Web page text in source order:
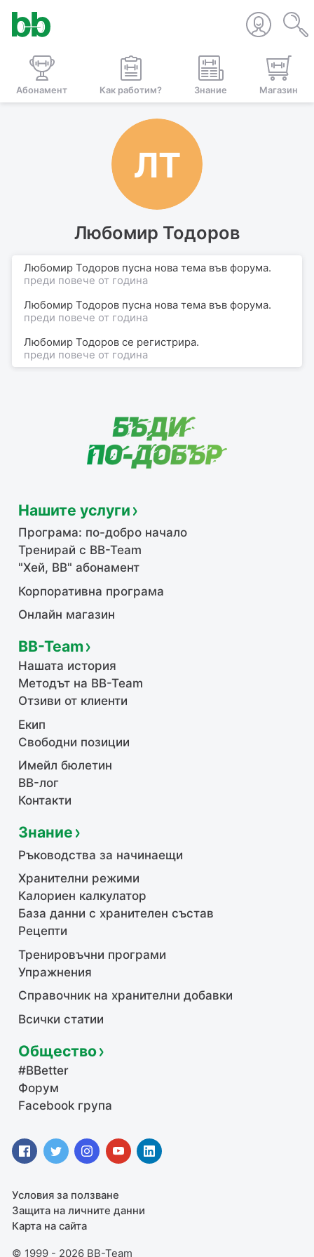
Абонамент Как работим? Знание Магазин
ЛТ
Любомир Тодоров
Любомир Тодоров пусна нова тема във форума.
преди повече от година
Любомир Тодоров пусна нова тема във форума.
преди повече от година
Любомир Тодоров се регистрира.
преди повече от година
Нашите услуги
Програма: по-добро начало
Тренирай с BB-Team
"Хей, ВВ" абонамент
Корпоративна програма
Онлайн магазин
BB-Team
Нашата история
Методът на BB-Team
Отзиви от клиенти
Екип
Свободни позиции
Имейл бюлетин
BB-лог
Контакти
Знание
Ръководства за начинаещи
Хранителни режими
Калориен калкулатор
База данни с хранителен състав
Рецепти
Тренировъчни програми
Упражнения
Справочник на хранителни добавки
Всички статии
Общество
#BBetter
Форум
Facebook група
Условия за ползване
Защита на личните данни
Карта на сайта
© 1999 - 2026 BB-Team